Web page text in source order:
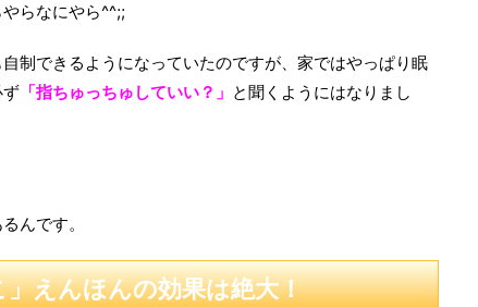
らなにやら^^;;
制できるようになっていたのですが、家ではやっぱり眠
ず 「指ちゅっちゅしていい？」 と聞くようにはなりまし
んです。
」えんほんの効果は絶大！